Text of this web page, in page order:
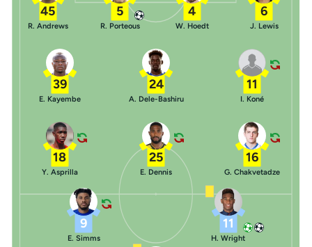
6
J. Lewis
4
W. Hoedt
5
R. Porteous
45
R. Andrews
11
I. Koné
24
A. Dele-Bashiru
39
E. Kayembe
16
G. Chakvetadze
25
E. Dennis
18
Y. Asprilla
9
E. Simms
11
H. Wright